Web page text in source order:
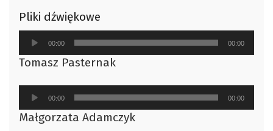
Pliki dźwiękowe
Odtwarzacz
plików
dźwiękowych
00:00 00:00
Tomasz Pasternak
Odtwarzacz
plików
dźwiękowych
00:00 00:00
Małgorzata Adamczyk